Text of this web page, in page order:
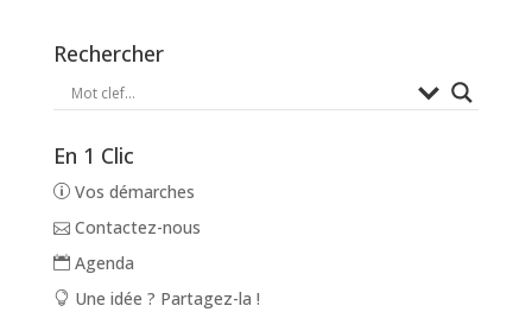
Rechercher
En 1 Clic
Vos démarches
Contactez-nous
Agenda
Une idée ? Partagez-la !